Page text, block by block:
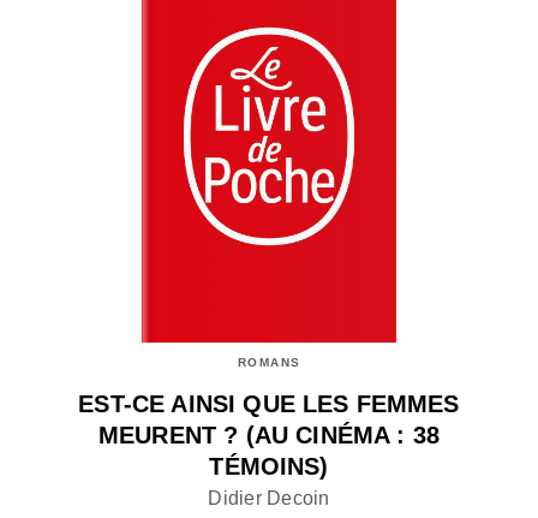
ROMANS
EST-CE AINSI QUE LES FEMMES
MEURENT ? (AU CINÉMA : 38
TÉMOINS)
Didier Decoin